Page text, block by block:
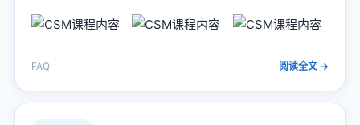
“道、法、术”的层面来解读敏捷，学员将不仅仅知道什么是
会给企业带来什么好处。 Scrum作为敏捷软件开发的一种框
FAQ 阅读全文 →